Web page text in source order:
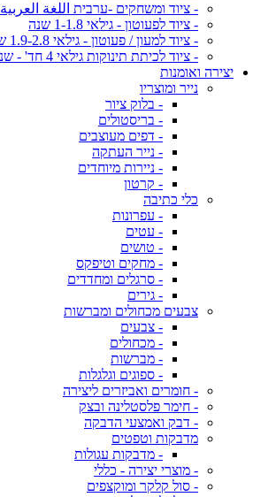
- ציוד ומשחקים -ערבית اللغة العربية
- ציוד לפעוטון - גילאי 1-1.8 שנה
- ציוד למעון / פעוטון - גילאי 1.9-2.8 שנה
- ציוד לכיתת תינוקות גילאי 4 חד' - שנה
יצירה ואומנות
נייר ומוצריו
- בלוק ציור
- בריסטולים
- דפים מעוצבים
- נייר העתקה
- ניירות מיוחדים
- קרטון
כלי כתיבה
- עפרונות
- עטים
- טושים
- מחקים וטיפקס
- סרגלים ומחדדים
- גירים
צבעים מכחולים ומברשות
- צבעים
- מכחולים
- מברשות
- ספוגים וגלגלות
- חומרים ואביזרים ליצירה
- חימר פלסטלינה ובצק
- דבק ואמצעי הדבקה
מדבקות וטפטים
- מדבקות עגולות
- מוצרי יצירה - כללי
- סול קלקר ומוקצפים